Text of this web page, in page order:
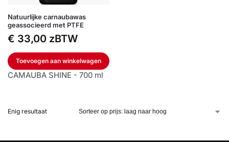
Natuurlijke carnaubawas
geassocieerd met PTFE
€ 33,00 zBTW
Toevoegen aan winkelwagen
CAMAUBA SHINE - 700 ml
Enig resultaat